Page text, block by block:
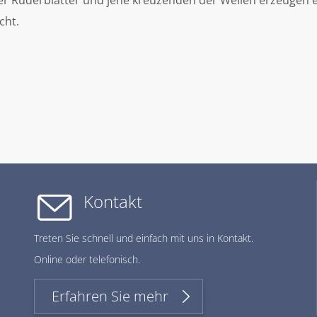
Kontakt
Treten Sie schnell und einfach mit uns in Kontakt.
Online oder telefonisch.
Erfahren Sie mehr